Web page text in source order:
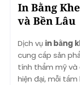
In Bằng
và Bền Lâu
Dịch vụ in bằng
cung cấp sản
tính thẩm mỹ và
hiện đại, mỗi